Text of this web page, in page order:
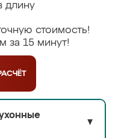
длину
стоимость!
за 15 минут!
▼